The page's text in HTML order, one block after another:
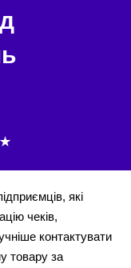
які
чеків,
контактувати
товару за